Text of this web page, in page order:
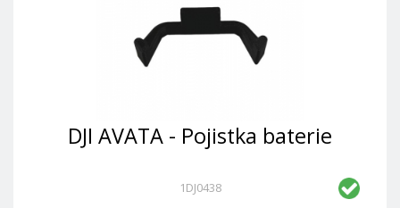
DJI AVATA - Pojistka baterie
1DJ0438